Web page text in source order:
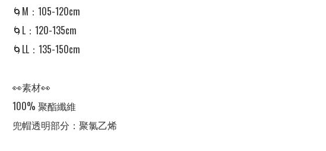
🌀M：105-120cm
🌀L：120-135cm
🌀LL：135-150cm
👀素材👀
100% 聚酯纖維
兜帽透明部分：聚氯乙烯